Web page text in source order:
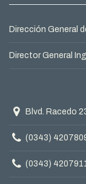
Dirección General
Director General
Domicilio
Blvd. Racedo
Teléfono
(0343)
Teléfono
(0343)